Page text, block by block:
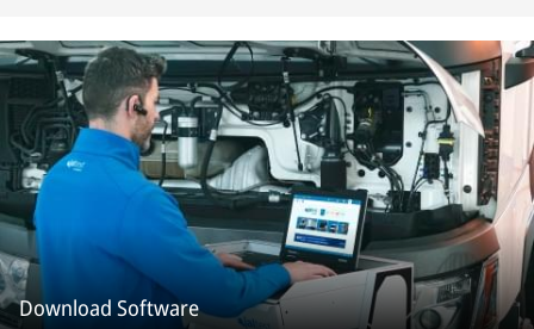
Download Software